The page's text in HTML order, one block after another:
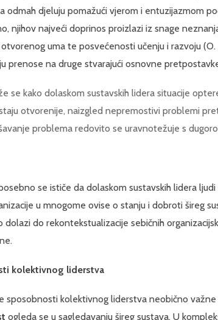
odmah djeluju pomažući vjerom i entuzijazmom
njihov najveći doprinos proizlazi iz snage
uma te posvećenosti učenju i razvoju
prenose na druge stvarajući osnovne
se kako dolaskom sustavskih lidera situacije
otvorenije, naizgled nepremostivi problemi
problema redovito se uravnotežuje s
se ističe da dolaskom sustavskih lidera
u mnogome ovise o stanju i dobroti šireg
dolazi do rekontekstualizacije sebičnih
kolektivnog liderstva
sposobnosti kolektivnog liderstva neobično
ogleda se u sagledavanju šireg sustava. U